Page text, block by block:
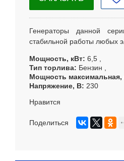
Генераторы данной
стабильной работы любых
Мощность, кВт 6,5
Тип торлива
Бензин
Мощность максимальная,
Напряжение, В 230
Нравится
Поделиться